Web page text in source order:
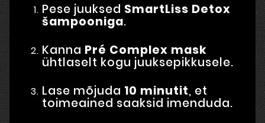
Pese juuksed SmartLiss Detox
šampooniga.
Kanna Pré Complex mask
ühtlaselt kogu juuksepikkusele.
Lase mõjuda 10 minutit, et
toimeained saaksid imenduda.